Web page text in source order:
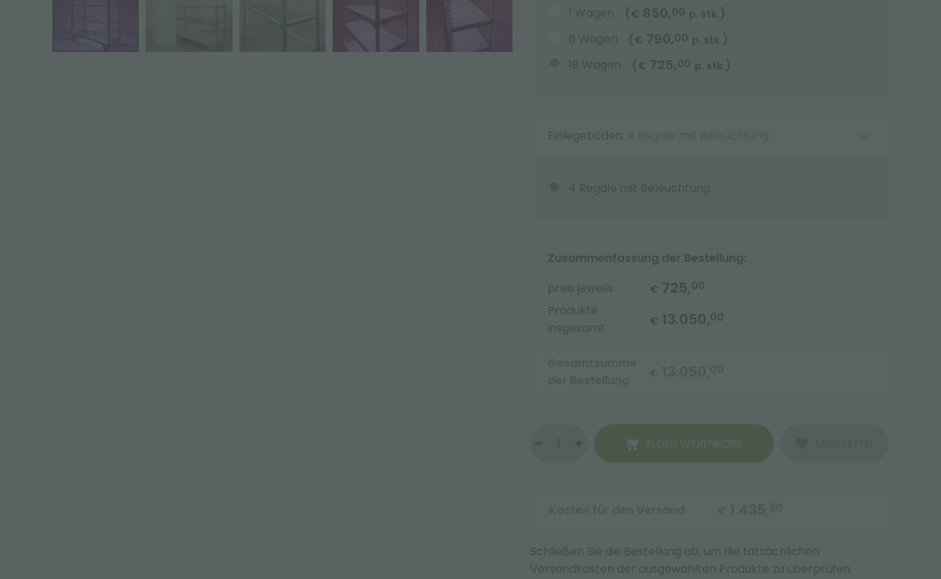
1 Wagen ( € 850,00 p. stk. )
6 Wagen
( € 790,00 p. stk. )
18 Wagen
( € 725,00 p. stk. )
Einlegeböden: 4 Regale mit Beleuchtung
4 Regale mit Beleuchtung
Zusammenfassung der Bestellung:
preis jeweils
€ 725,00
Produkte
insgesamt
€ 13.050,00
Gesamtsumme
der Bestellung
€ 13.050,00
IN DEN WARENKORB
Kosten für den Versand € 1.435,50
Schließen Sie die Bestellung ab, um die tatsächlichen
Versandkosten der ausgewählten Produkte zu überprüfen.